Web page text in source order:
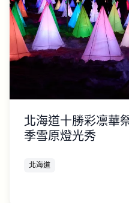
北海道十勝彩凛華
季雪原燈光秀
北海道